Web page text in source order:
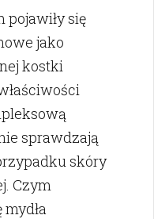
pojawiły się
jako
kostki
sprawdzają
skóry
Czym